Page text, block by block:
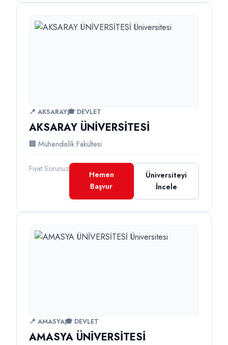
📍 AKSARAY🎓 DEVLET
AKSARAY ÜNİVERSİTESİ
🏢 Mühendislik Fakültesi
Fiyat Sorunuz
Hemen
Başvur
Üniversiteyi
İncele
📍 AMASYA🎓 DEVLET
AMASYA ÜNİVERSİTESİ